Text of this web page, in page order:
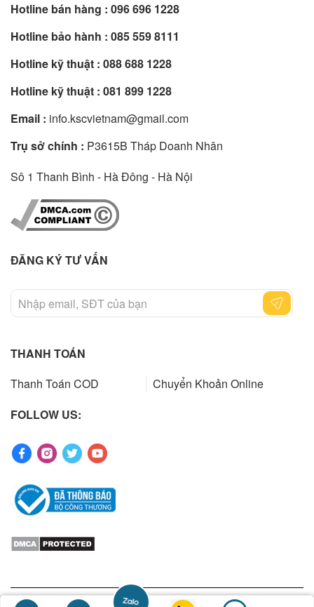
Hotline bán hàng : 096 696 1228
Hotline bảo hành : 085 559 8111
Hotline kỹ thuật : 088 688 1228
Hotline kỹ thuật : 081 899 1228
Email : info.kscvietnam@gmail.com
Trụ sở chính : P3615B Tháp Doanh Nhân
Sô 1 Thanh Bình - Hà Đông - Hà Nội
ĐĂNG KÝ TƯ VẤN
THANH TOÁN
Thanh Toán COD
Chuyển Khoản Online
FOLLOW US:
Copyrights 2023 by ibuys.vn. All rights reserved. Designed by